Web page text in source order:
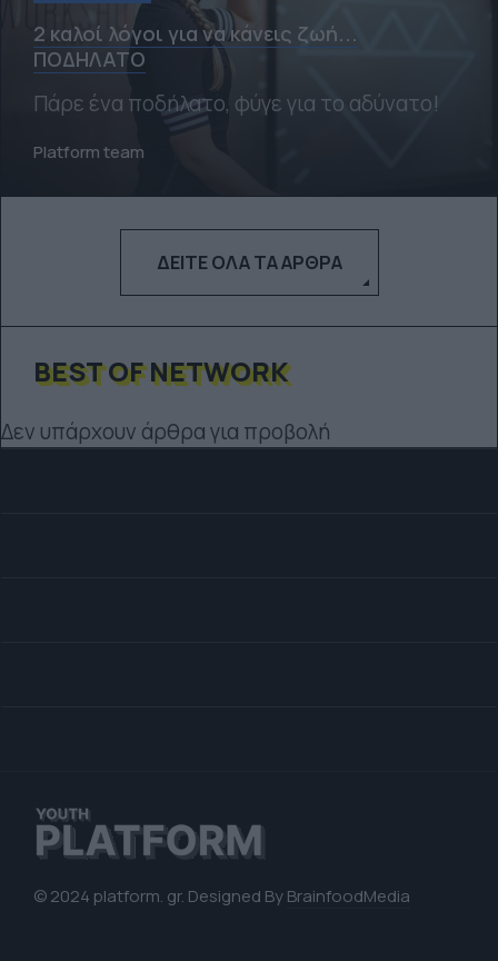
2 καλοί λόγοι για να κάνεις ζωή...
ΠΟΔΗΛΑΤΟ
Πάρε ένα ποδήλατο, φύγε για το αδύνατο!
Platform team
ΔΕΊΤΕ ΌΛΑ ΤΑ ΆΡΘΡΑ
BEST OF NETWORK
Δεν υπάρχουν άρθρα για προβολή
© 2024 platform. gr. Designed ByBrainfoodMedia